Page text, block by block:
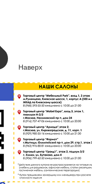
Наверх